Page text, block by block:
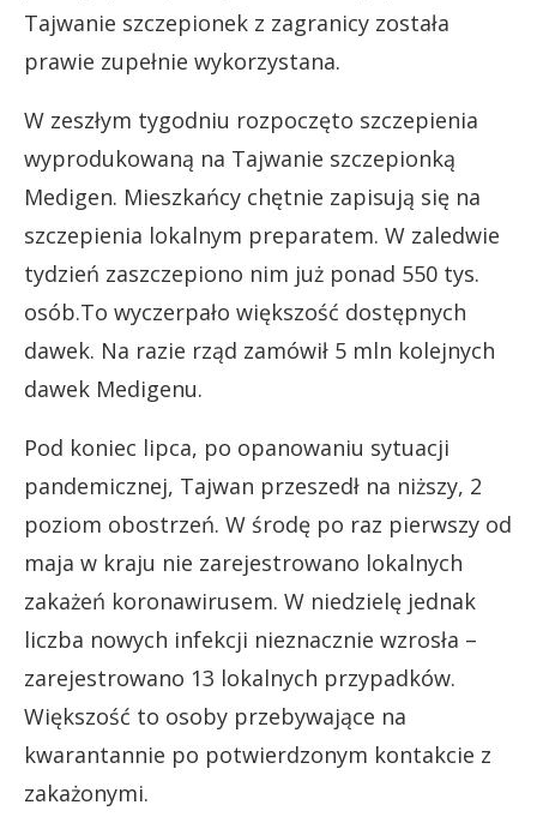
Tajwanie szczepionek z zagranicy została
prawie zupełnie wykorzystana.
W zeszłym tygodniu rozpoczęto szczepienia
wyprodukowaną na Tajwanie szczepionką
Medigen. Mieszkańcy chętnie zapisują się na
szczepienia lokalnym preparatem. W zaledwie
tydzień zaszczepiono nim już ponad 550 tys.
osób.To wyczerpało większość dostępnych
dawek. Na razie rząd zamówił 5 mln kolejnych
dawek Medigenu.
Pod koniec lipca, po opanowaniu sytuacji
pandemicznej, Tajwan przeszedł na niższy, 2
poziom obostrzeń. W środę po raz pierwszy od
maja w kraju nie zarejestrowano lokalnych
zakażeń koronawirusem. W niedzielę jednak
liczba nowych infekcji nieznacznie wzrosła –
zarejestrowano 13 lokalnych przypadków.
Większość to osoby przebywające na
kwarantannie po potwierdzonym kontakcie z
zakażonymi.